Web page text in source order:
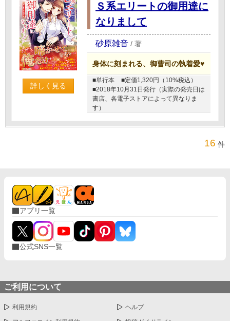
詳しく見る
Ｓ系エリートの御用達に
なりまして
砂原雑音 / 著
身体に刻まれる、御曹司の執着愛♥
■単行本
■定価1,320円（10%税込）
■2018年10月31日発行（実際の発売日は
書店、各電子ストアによって異なりま
す）
16 件
アプリ一覧
公式SNS一覧
ご利用について
利用規約 ヘルプ